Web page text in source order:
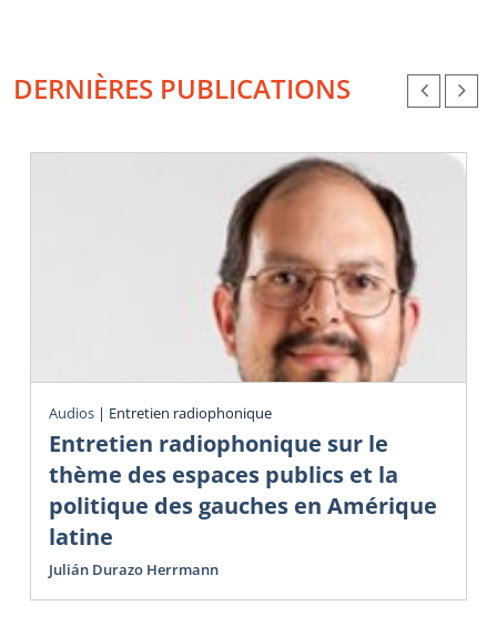
DERNIÈRES PUBLICATIONS
Audios | Entretien radiophonique
Entretien radiophonique sur le
thème des espaces publics et la
politique des gauches en Amérique
latine
Julián Durazo Herrmann